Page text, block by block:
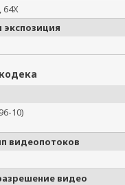
64X
экспозиция
10)
видеопотоков
видео